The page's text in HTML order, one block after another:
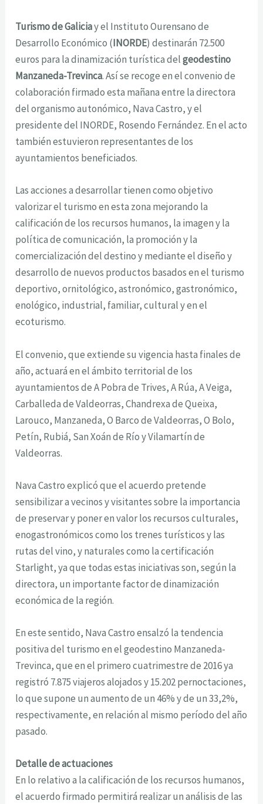
Turismo de Galiciay el Instituto Ourensano de
Desarrollo Económico (INORDE) destinarán 72.500
euros para la dinamización turística delgeodestino
Manzaneda-Trevinca. Así se recoge en el convenio de
colaboración firmado esta mañana entre la directora
del organismo autonómico, Nava Castro, y el
presidente del INORDE, Rosendo Fernández. En el acto
también estuvieron representantes de los
ayuntamientos beneficiados.
Las acciones a desarrollar tienen como objetivo
valorizar el turismo en esta zona mejorando la
calificación de los recursos humanos, la imagen y la
política de comunicación, la promoción y la
comercialización del destino y mediante el diseño y
desarrollo de nuevos productos basados en el turismo
deportivo, ornitológico, astronómico, gastronómico,
enológico, industrial, familiar, cultural y en el
ecoturismo.
El convenio, que extiende su vigencia hasta finales de
año, actuará en el ámbito territorial de los
ayuntamientos de A Pobra de Trives, A Rúa, A Veiga,
Carballeda de Valdeorras, Chandrexa de Queixa,
Larouco, Manzaneda, O Barco de Valdeorras, O Bolo,
Petín, Rubiá, San Xoán de Río y Vilamartín de
Valdeorras.
Nava Castro explicó que el acuerdo pretende
sensibilizar a vecinos y visitantes sobre la importancia
de preservar y poner en valor los recursos culturales,
enogastronómicos como los trenes turísticos y las
rutas del vino, y naturales como la certificación
Starlight, ya que todas estas iniciativas son, según la
directora, un importante factor de dinamización
económica de la región.
En este sentido, Nava Castro ensalzó la tendencia
positiva del turismo en el geodestino Manzaneda-
Trevinca, que en el primero cuatrimestre de 2016 ya
registró 7.875 viajeros alojados y 15.202 pernoctaciones,
lo que supone un aumento de un 46% y de un 33,2%,
respectivamente, en relación al mismo período del año
pasado.
Detalle de actuaciones
En lo relativo a la calificación de los recursos humanos,
el acuerdo firmado permitirá realizar un análisis de las